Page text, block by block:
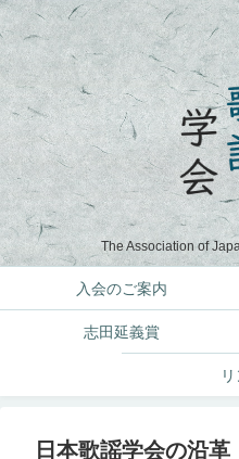
The Association of
入会のご案内
志田延義賞
日本歌謡学会の沿革